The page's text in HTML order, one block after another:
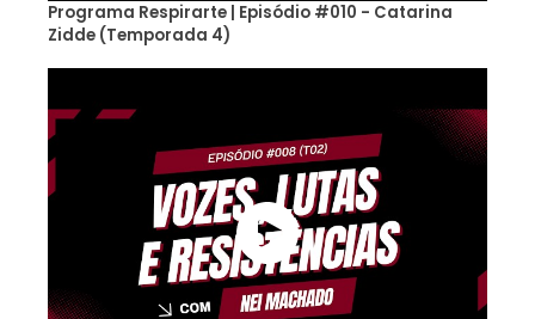
Programa Respirarte | Episódio #010 - Catarina
Zidde (Temporada 4)